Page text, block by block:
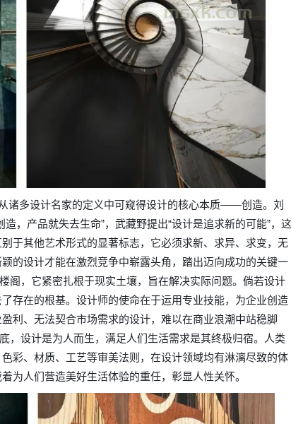
诸多设计名家的定义中可窥得设计的核心本质——创造。刘
，产品就失去生命”，武藏野提出“设计是追求新的可能”，这
于其他艺术形式的显著标志，它必须求新、求异、求变，无
的设计才能在激烈竞争中崭露头角，踏出迈向成功的关键一
，它紧密扎根于现实土壤，旨在解决实际问题。倘若设计
存在的根基。设计师的使命在于运用专业技能，为企业创造
利、无法契合市场需求的设计，难以在商业浪潮中站稳脚
设计是为人而生，满足人们生活需求是其终极归宿。人类
彩、材质、工艺等审美法则，在设计领域均有淋漓尽致的体
为人们营造美好生活体验的重任，彰显人性关怀。